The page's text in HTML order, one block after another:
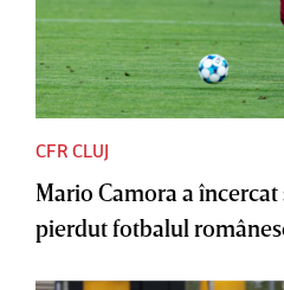
CFR CLUJ
Mario Camora a încercat
pierdut fotbalul